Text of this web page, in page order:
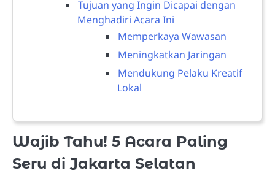
Tujuan yang Ingin Dicapai dengan
Menghadiri Acara Ini
Memperkaya Wawasan
Meningkatkan Jaringan
Mendukung Pelaku Kreatif
Lokal
Wajib Tahu! 5 Acara Paling
Seru di Jakarta Selatan